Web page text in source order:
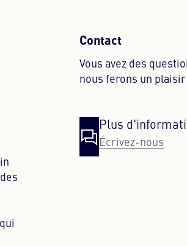
Contact
Vous avez des
nous ferons un
Plus
Écrivez-nous